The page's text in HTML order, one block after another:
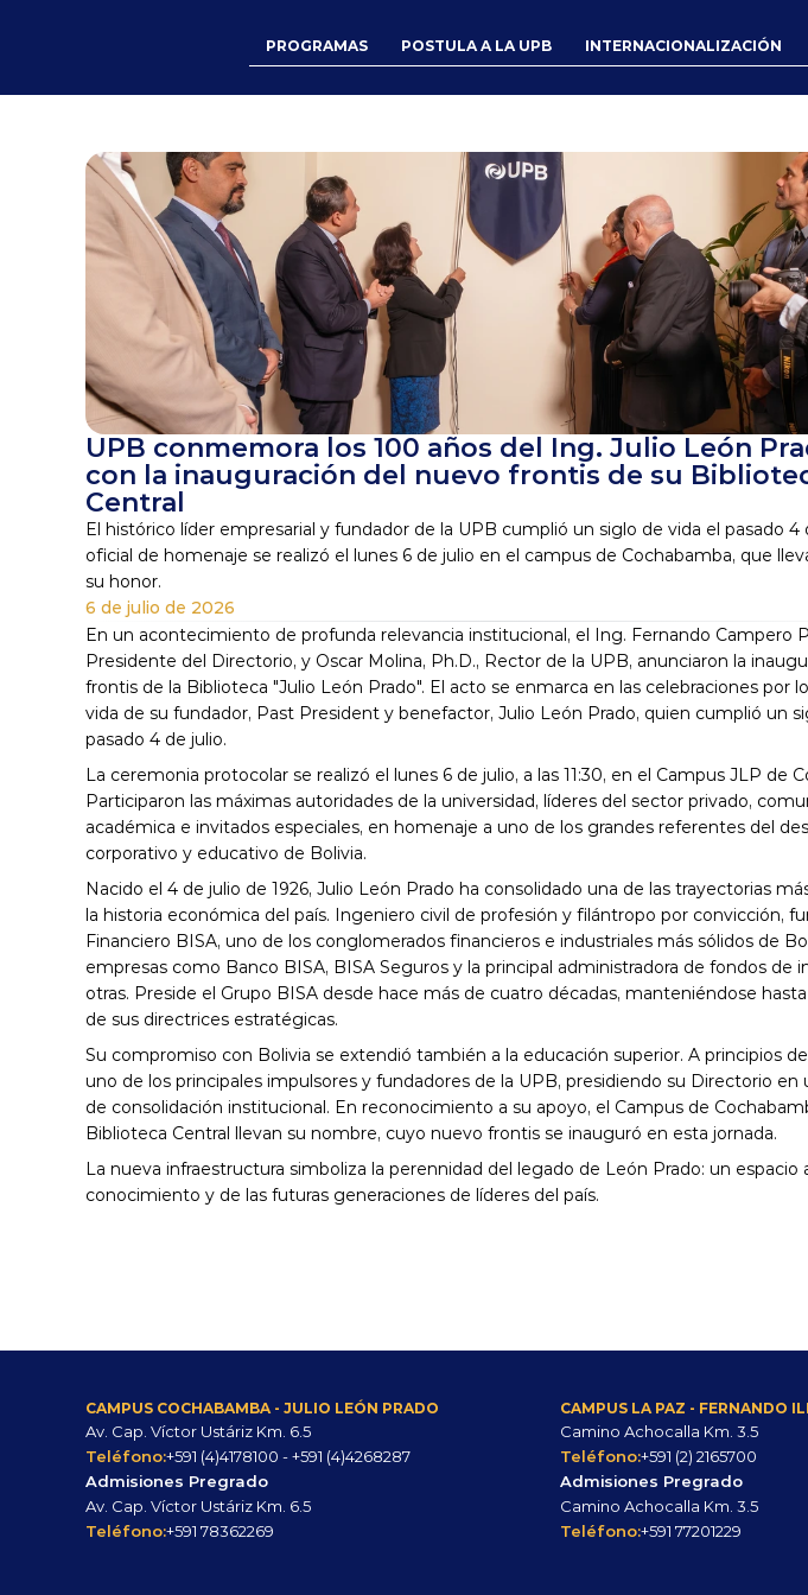
PROGRAMAS POSTULA A LA UPB INTERNACIONALIZACIÓN
UPB conmemora los 100 años del Ing. Julio León
con la inauguración del nuevo frontis de su
Central
El histórico líder empresarial y fundador de la UPB cumplió un siglo de vida el pasado 4
oficial de homenaje se realizó el lunes 6 de julio en el campus de Cochabamba, que
6 de julio de 2026
En un acontecimiento de profunda relevancia institucional, el Ing. Fernando Campero
Presidente del Directorio, y Oscar Molina, Ph.D., Rector de la UPB, anunciaron la
frontis de la Biblioteca "Julio León Prado". El acto se enmarca en las celebraciones por
vida de su fundador, Past President y benefactor, Julio León Prado, quien cumplió un
pasado 4 de julio.
La ceremonia protocolar se realizó el lunes 6 de julio, a las 11:30, en el Campus JLP de
Participaron las máximas autoridades de la universidad, líderes del sector privado,
académica e invitados especiales, en homenaje a uno de los grandes referentes del
corporativo y educativo de Bolivia.
Nacido el 4 de julio de 1926, Julio León Prado ha consolidado una de las trayectorias
la historia económica del país. Ingeniero civil de profesión y filántropo por convicción,
Financiero BISA, uno de los conglomerados financieros e industriales más sólidos de
empresas como Banco BISA, BISA Seguros y la principal administradora de fondos de
otras. Preside el Grupo BISA desde hace más de cuatro décadas, manteniéndose
de sus directrices estratégicas.
Su compromiso con Bolivia se extendió también a la educación superior. A principios
uno de los principales impulsores y fundadores de la UPB, presidiendo su Directorio en
de consolidación institucional. En reconocimiento a su apoyo, el Campus de
Biblioteca Central llevan su nombre, cuyo nuevo frontis se inauguró en esta jornada.
La nueva infraestructura simboliza la perennidad del legado de León Prado: un espacio
conocimiento y de las futuras generaciones de líderes del país.
CAMPUS COCHABAMBA - JULIO LEÓN PRADO
Av. Cap. Víctor Ustáriz Km. 6.5
Teléfono:+591 (4)4178100 - +591 (4)4268287
Admisiones Pregrado
Av. Cap. Víctor Ustáriz Km. 6.5
Teléfono:+591 78362269
CAMPUS LA PAZ - FERNANDO
Camino Achocalla Km. 3.5
Teléfono:+591 (2) 2165700
Admisiones Pregrado
Camino Achocalla Km. 3.5
Teléfono:+591 77201229